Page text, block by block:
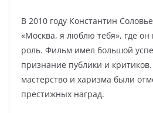
В 2010 году Константин
«Москва, я люблю тебя», где он
роль. Фильм имел большой
признание публики и критиков.
мастерство и харизма были
престижных наград.